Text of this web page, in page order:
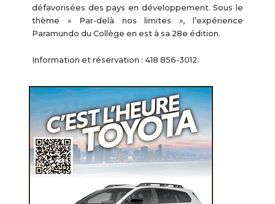
défavorisées des pays en développement. Sous le
thème « Par-delà nos limites », l’expérience
Paramundo du Collège en est à sa 28e édition.
Information et réservation : 418 856-3012.